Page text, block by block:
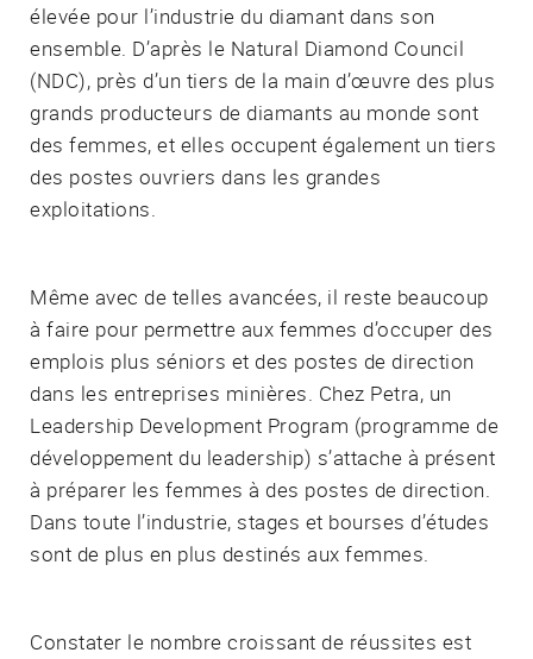
élevée pour l’industrie du diamant dans son
ensemble. D’après le Natural Diamond Council
(NDC), près d’un tiers de la main d’œuvre des plus
grands producteurs de diamants au monde sont
des femmes, et elles occupent également un tiers
des postes ouvriers dans les grandes
exploitations.
Même avec de telles avancées, il reste beaucoup
à faire pour permettre aux femmes d’occuper des
emplois plus séniors et des postes de direction
dans les entreprises minières. Chez Petra, un
Leadership Development Program (programme de
développement du leadership) s’attache à présent
à préparer les femmes à des postes de direction.
Dans toute l’industrie, stages et bourses d’études
sont de plus en plus destinés aux femmes.
Constater le nombre croissant de réussites est